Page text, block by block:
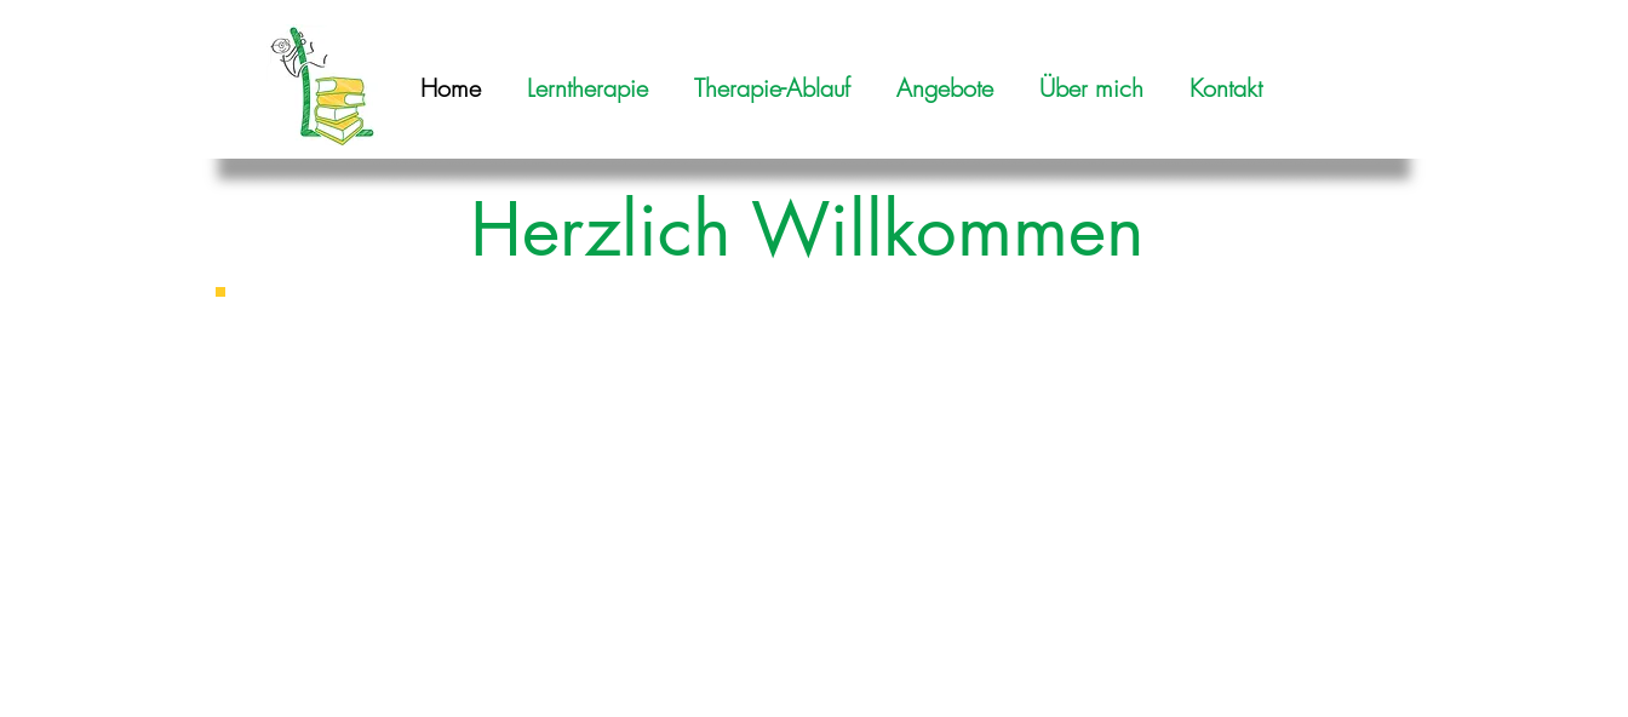
Home Lerntherapie Therapie-Ablauf Angebote Über mich Kontakt
Herzlich Willkommen